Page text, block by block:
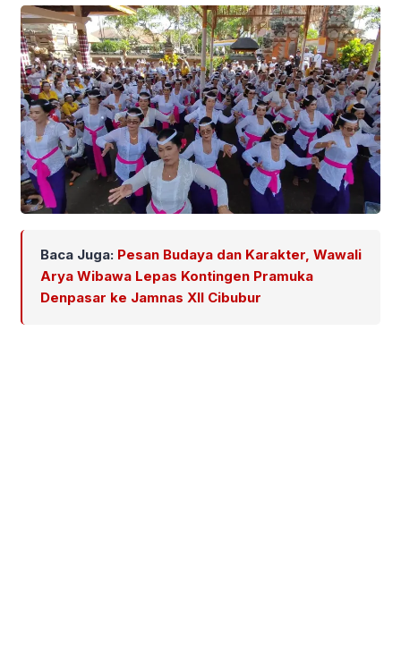
Baca Juga: Pesan Budaya dan Karakter, Wawali
Arya Wibawa Lepas Kontingen Pramuka
Denpasar ke Jamnas XII Cibubur